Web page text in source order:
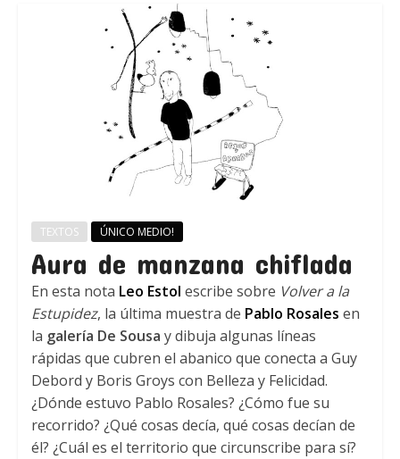
TEXTOS ÚNICO MEDIO!
Aura de manzana chiflada
En esta nota Leo Estol escribe sobre Volver a la
Estupidez, la última muestra de Pablo Rosales en
la galería De Sousa y dibuja algunas líneas
rápidas que cubren el abanico que conecta a Guy
Debord y Boris Groys con Belleza y Felicidad.
¿Dónde estuvo Pablo Rosales? ¿Cómo fue su
recorrido? ¿Qué cosas decía, qué cosas decían de
él? ¿Cuál es el territorio que circunscribe para sí?